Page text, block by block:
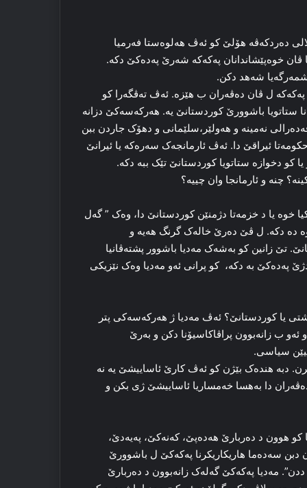
ده‌ردکه‌ڤه‌ هۆلێ كو ئه‌ڤ هه‌لوه‌ستا فەرمیا
خوەپێشاندانان پەکەکە شه‌رێ پەدەکێ دکه‌.
شه‌هد دکن.
پەکەکە ل ڤان ده‌ڤه‌ران ب هێزه‌. ئه‌ڤ ته‌ڤگه‌را کو
ستاتویا باشوورێ کوردستانێ یه‌. هه‌رکه‌سه‌کێ دزانه‌
نه‌مینه‌ و هه‌ولێر،سلێمانی و دهۆک جاردن ببن
ئیراقێ دا‌. ئه‌ڤ ئارمانجه‌ک سه‌ره‌که‌ یا ئیرانێ
کو دخوازه‌ ستاتویا کوردستانێ تێک ببه‌ دکه‌.
چنه‌ و ئارمانجا وان چییه‌؟
خوه‌ یا د خزمه‌تا دژمنێن کوردستانێ دا، وه‌ک ” گه‌ل
ده‌ دکه‌. ل ڤێ ده‌رێ خاله‌ک گرنگ هه‌یه‌ و
تێ زانین کو به‌شه‌ک مه‌دیا باشوور پشته‌ڤانیا
پەدەکێ به‌ دکه‌، ‌ کو پرانی ئەو مەدیا وه‌ک نێزیکی
یا کوردستانێ؟ ئه‌ڤ مه‌دیا ژ هه‌رکه‌سه‌کی پتر
ئه‌و ب زانه‌بوون پراڤاکاسیۆنا دکن و به‌رێ
سیاسی.
دبە هنده‌ک بێژن کو ئه‌ڤ کارێ ئاساییشێ یه‌ نه‌
دا به‌هسا خه‌مساریا ئاساییشێ ژی بکن و
کو ھوون د ده‌ربارێ هەدەپێ، کەنەکێ، پەیەدێ،
سه‌ده‌ما ھاریكاریكرنا پەكەكێ ل باشوورێ
مه‌دیا پەکەکێ گه‌له‌ک زانه‌بوون د ده‌ربارێ